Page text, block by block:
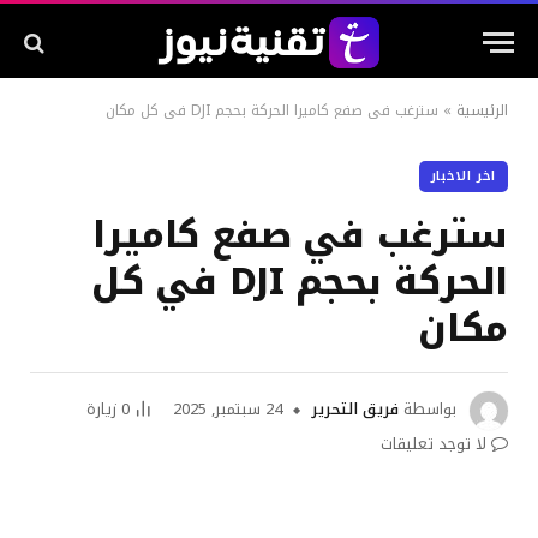
الرئيسية » سترغب في صفع كاميرا الحركة بحجم DJI في كل مكان
اخر الاخبار
سترغب في صفع كاميرا
الحركة بحجم DJI في كل
مكان
بواسطة فريق التحرير 24 سبتمبر, 2025 0زيارة
لا توجد تعليقات